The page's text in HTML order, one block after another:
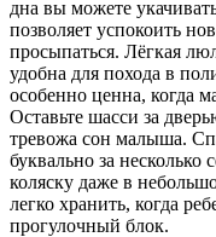
дна вы можете
позволяет успокоить
просыпаться. Лёгкая
удобна для похода в
особенно ценна, когда
Оставьте шасси за
тревожа сон малыша.
буквально за
коляску даже в
легко хранить, когда
прогулочный блок.